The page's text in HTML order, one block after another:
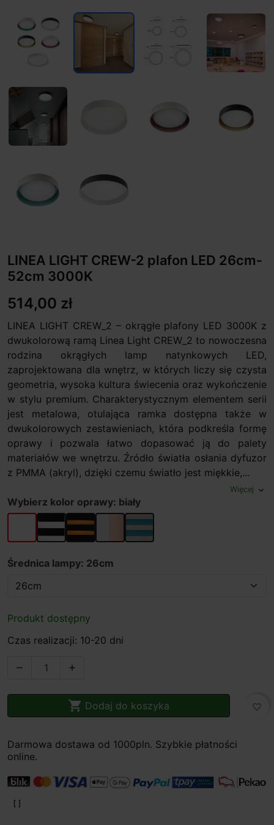
LINEA LIGHT CREW-2 plafon LED 26cm-
52cm 3000K
514,00 zł
LINEA LIGHT CREW_2 – okrągłe plafony LED 3000K z
dwukolorową ramą Linea Light CREW_2 to nowoczesna
rodzina okrągłych lamp natynkowych LED,
zaprojektowana dla wnętrz, w których liczy się czysta
geometria, wysoka kultura świecenia oraz wykończenie
w stylu premium. Charakterystycznym elementem serii
jest metalowa, otulająca ramka dostępna także w
dwukolorowych zestawieniach, która podkreśla formę
oprawy i pozwala łatwo dopasować ją do palety
materiałów we wnętrzu. Źródło światła osłania dyfuzor
z PMMA (akryl), dzięki czemu światło jest miękkie,...
Więcej expand_more
Wybierz kolor oprawy: biały
biały czarny/białyczarny/złoty
bialy/miedzSzaro/zielony
Średnica lampy: 26cm
Produkt dostępny
Czas realizacji: 10-20 dni
 
 Dodaj do koszyka favorite_border
Darmowa dostawa od 1000pln. Szybkie płatności
online.